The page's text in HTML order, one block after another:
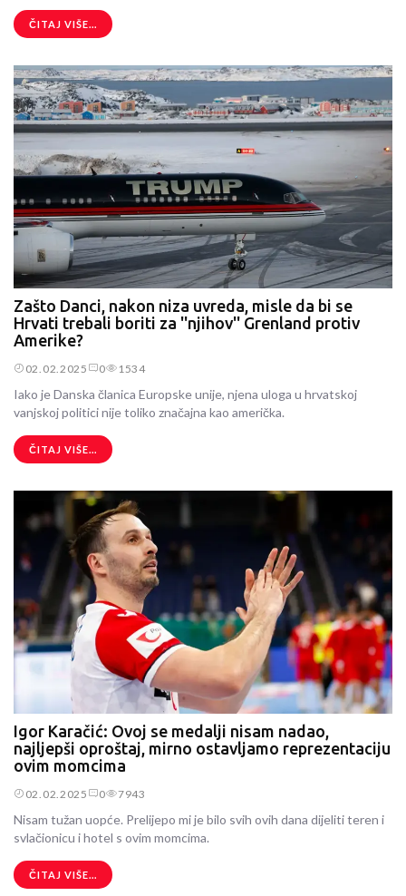
ČITAJ VIŠE...
Zašto Danci, nakon niza uvreda, misle da bi se
Hrvati trebali boriti za ''njihov'' Grenland protiv
Amerike?
02.02.2025 0 1534
Iako je Danska članica Europske unije, njena uloga u hrvatskoj
vanjskoj politici nije toliko značajna kao američka.
ČITAJ VIŠE...
Igor Karačić: Ovoj se medalji nisam nadao,
najljepši oproštaj, mirno ostavljamo reprezentaciju
ovim momcima
02.02.2025 0 7943
Nisam tužan uopće. Prelijepo mi je bilo svih ovih dana dijeliti teren i
svlačionicu i hotel s ovim momcima.
ČITAJ VIŠE...